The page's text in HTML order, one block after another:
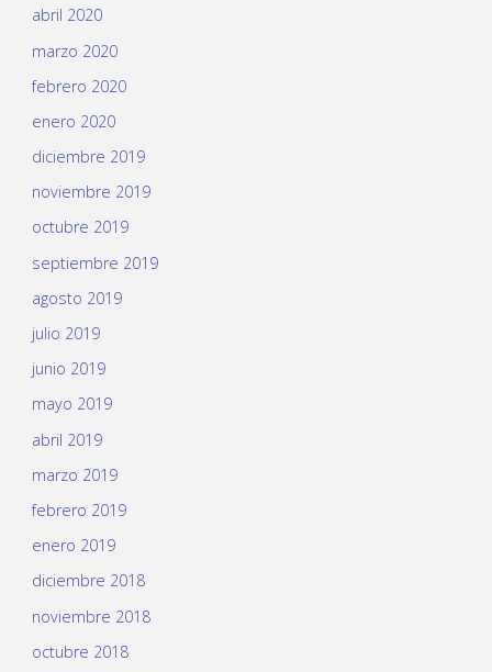
abril 2020
marzo 2020
febrero 2020
enero 2020
diciembre 2019
noviembre 2019
octubre 2019
septiembre 2019
agosto 2019
julio 2019
junio 2019
mayo 2019
abril 2019
marzo 2019
febrero 2019
enero 2019
diciembre 2018
noviembre 2018
octubre 2018